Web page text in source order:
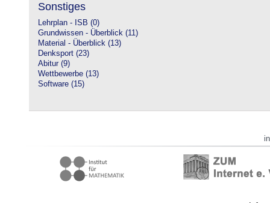
Sonstiges
Lehrplan - ISB (0)
Grundwissen - Überblick (11)
Material - Überblick (13)
Denksport (23)
Abitur (9)
Wettbewerbe (13)
Software (15)